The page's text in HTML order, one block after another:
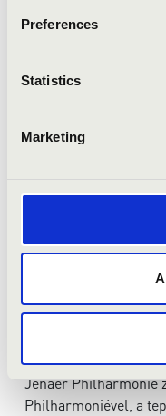
Preferences
Statistics
Marketing
A párizsi École
d’Orchestre”,
2010 és 2015 között
Zene-és
Musik Franz Liszt
részt. Mesterei
Stringer, Nicolas
Dominique Rouits
Karmesterként a
Szentpétervári
gdanski Baltikumi
Jenaer Philharmonie
Philharmoniével, a